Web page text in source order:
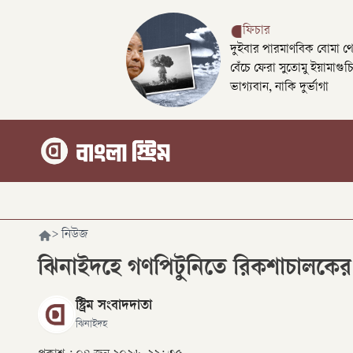
ফিচার
দুইবার পারমাণবিক বোমা
বেঁচে ফেরা সুতোমু
ভাগ্যবান, নাকি দুর্ভাগা
> নিউজ
ঝিনাইদহে গণপিটুনিতে
স্ট্রিম সংবাদদাতা
ঝিনাইদহ